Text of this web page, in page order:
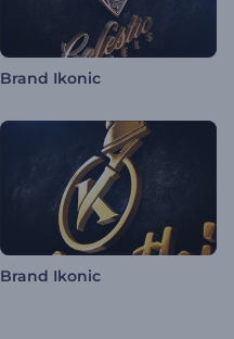
Brand Ikonic
Brand Ikonic